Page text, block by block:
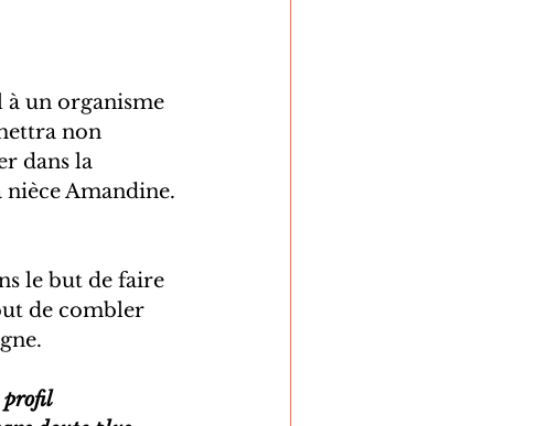
à un organisme
non
dans la
nièce Amandine.
le but de faire
de combler
profil